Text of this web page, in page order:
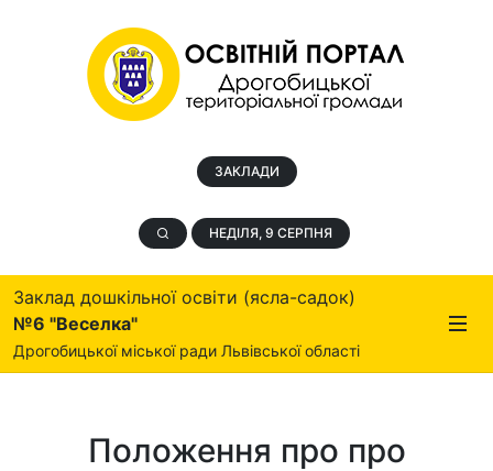
ЗАКЛАДИ
НЕДІЛЯ, 9 СЕРПНЯ
Заклад дошкільної освіти (ясла-садок)
№6 "Веселка"
Дрогобицької міської ради Львівської області
Положення про про